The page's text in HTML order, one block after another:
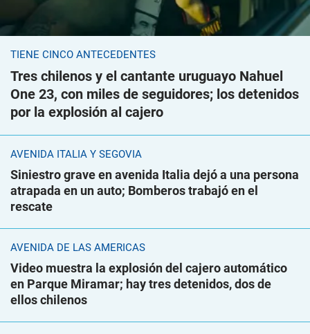
TIENE CINCO ANTECEDENTES
Tres chilenos y el cantante uruguayo Nahuel
One 23, con miles de seguidores; los detenidos
por la explosión al cajero
AVENIDA ITALIA Y SEGOVIA
Siniestro grave en avenida Italia dejó a una persona
atrapada en un auto; Bomberos trabajó en el
rescate
AVENIDA DE LAS AMÉRICAS
Video muestra la explosión del cajero automático
en Parque Miramar; hay tres detenidos, dos de
ellos chilenos